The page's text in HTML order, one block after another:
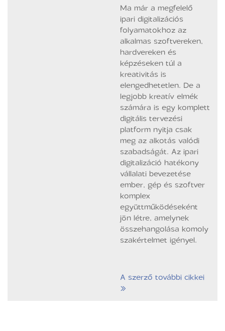
Ma már a megfelelő
ipari digitalizációs
folyamatokhoz az
alkalmas szoftvereken,
hardvereken és
képzéseken túl a
kreativitás is
elengedhetetlen. De a
legjobb kreatív elmék
számára is egy komplett
digitális tervezési
platform nyitja csak
meg az alkotás valódi
szabadságát. Az ipari
digitalizáció hatékony
vállalati bevezetése
ember, gép és szoftver
komplex
együttműködéseként
jön létre, amelynek
összehangolása komoly
szakértelmet igényel.
A szerző további cikkei
»